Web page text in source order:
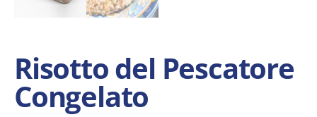
Risotto del Pescatore
Congelato